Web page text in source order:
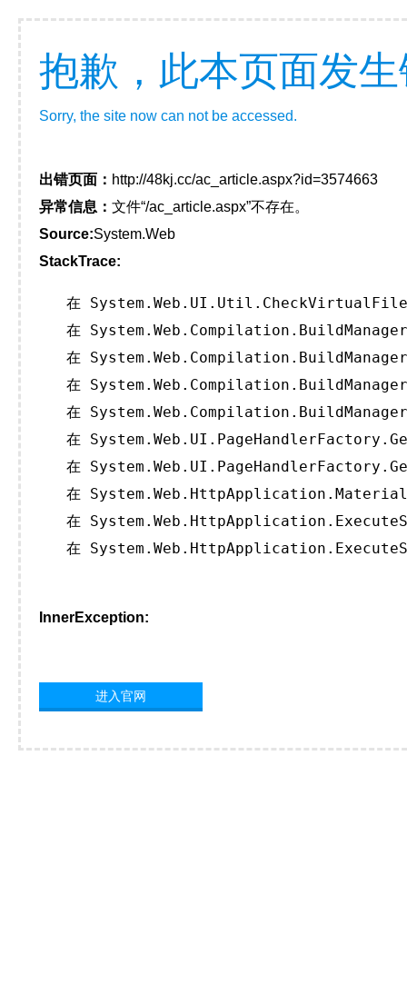
抱歉，此本页面发
Sorry, the site now can not be accessed.
出错页面： http://48kj.cc/ac_article.aspx?id=3574663
异常信息： 文件“/ac_article.aspx”不存在。
Source:System.Web
StackTrace:
在
在
在
在
在
在
在
在
在
在
InnerException:
进入官网